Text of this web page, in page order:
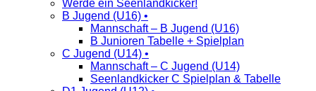
Werde ein Seenlandkicker!
B Jugend (U16) •
Mannschaft – B Jugend (U16)
B Junioren Tabelle + Spielplan
C Jugend (U14) •
Mannschaft – C Jugend (U14)
Seenlandkicker C Spielplan & Tabelle